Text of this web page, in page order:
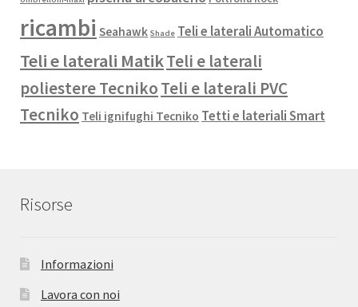
ricambi Seahawk Shade Teli e laterali Automatico
Teli e laterali MatikTeli e laterali
poliestere TecnikoTeli e laterali PVC
Tecniko Teli ignifughi Tecniko Tetti e lateriali Smart
Risorse
Informazioni
Lavora con noi